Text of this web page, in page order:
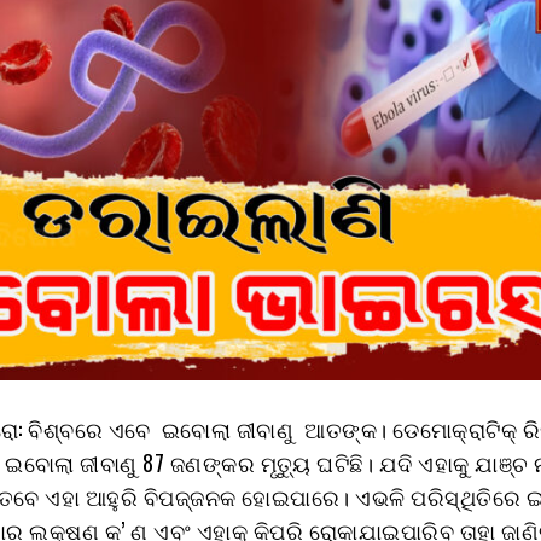
ବିଶ୍ବରେ ଏବେ ଇବୋଲା ଜୀବାଣୁ ଆତଙ୍କ। ଡେମୋକ୍ରାଟିକ୍
ଜୀବାଣୁ 87 ଜଣଙ୍କର ମୃତ୍ୟୁ ଘଟିଛି। ଯଦି ଏହାକୁ ଯାଞ୍ଚ
ଏହା ଆହୁରି ବିପଜ୍ଜନକ ହୋଇପାରେ। ଏଭଳି ପରିସ୍ଥିତିରେ
ଲକ୍ଷଣ କ’ ଣ ଏବଂ ଏହାକୁ କିପରି ରୋକାଯାଇପାରିବ ତାହା